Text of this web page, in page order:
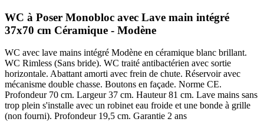
WC à Poser Monobloc avec Lave main intégré
37x70 cm Céramique - Modène
WC avec lave mains intégré Modène en céramique blanc brillant.
WC Rimless (Sans bride). WC traité antibactérien avec sortie
horizontale. Abattant amorti avec frein de chute. Réservoir avec
mécanisme double chasse. Boutons en façade. Norme CE.
Profondeur 70 cm. Largeur 37 cm. Hauteur 81 cm. Lave mains sans
trop plein s'installe avec un robinet eau froide et une bonde à grille
(non fourni). Profondeur 19,5 cm. Garantie 2 ans